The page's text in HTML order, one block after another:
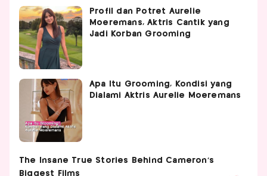
Profil dan Potret Aurelie
Moeremans, Aktris Cantik yang
Jadi Korban Grooming
Apa Itu Grooming, Kondisi yang
Dialami Aktris Aurelie Moeremans